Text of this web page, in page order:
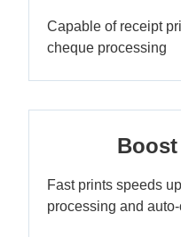
Capable of receipt
cheque processing
Fast prints speeds
processing and